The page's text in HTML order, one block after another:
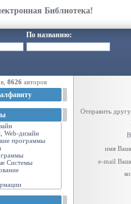
Библиотека!
По названию:
8626 авторов
Web-дизайн
программы
Системы
Отправить
имя
e-mail